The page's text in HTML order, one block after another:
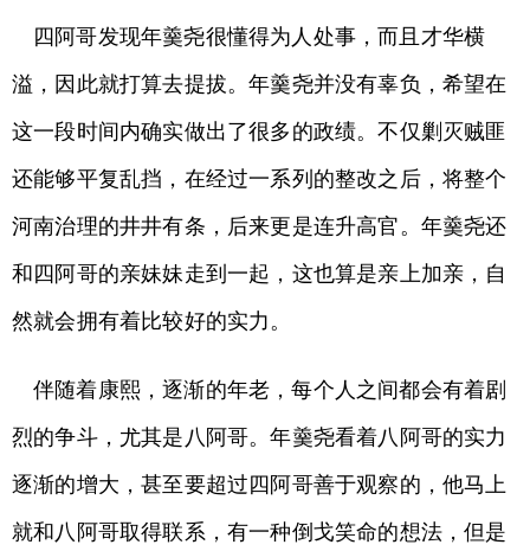
四阿哥发现年羹尧很懂得为人处事，而且才华横
溢，因此就打算去提拔。年羹尧并没有辜负，希望在
这一段时间内确实做出了很多的政绩。不仅剿灭贼匪
还能够平复乱挡，在经过一系列的整改之后，将整个
河南治理的井井有条，后来更是连升高官。年羹尧还
和四阿哥的亲妹妹走到一起，这也算是亲上加亲，自
然就会拥有着比较好的实力。
伴随着康熙，逐渐的年老，每个人之间都会有着剧
烈的争斗，尤其是八阿哥。年羹尧看着八阿哥的实力
逐渐的增大，甚至要超过四阿哥善于观察的，他马上
就和八阿哥取得联系，有一种倒戈笑命的想法，但是